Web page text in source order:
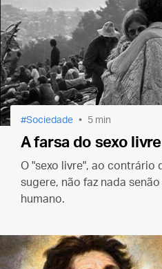
Sociedade 5 min
A farsa do sexo livre
O "sexo livre", ao contrário
sugere, não faz nada
humano.